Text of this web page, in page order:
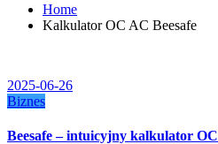
Home
Kalkulator OC AC Beesafe
2025-06-26
Biznes
Beesafe – intuicyjny kalkulator